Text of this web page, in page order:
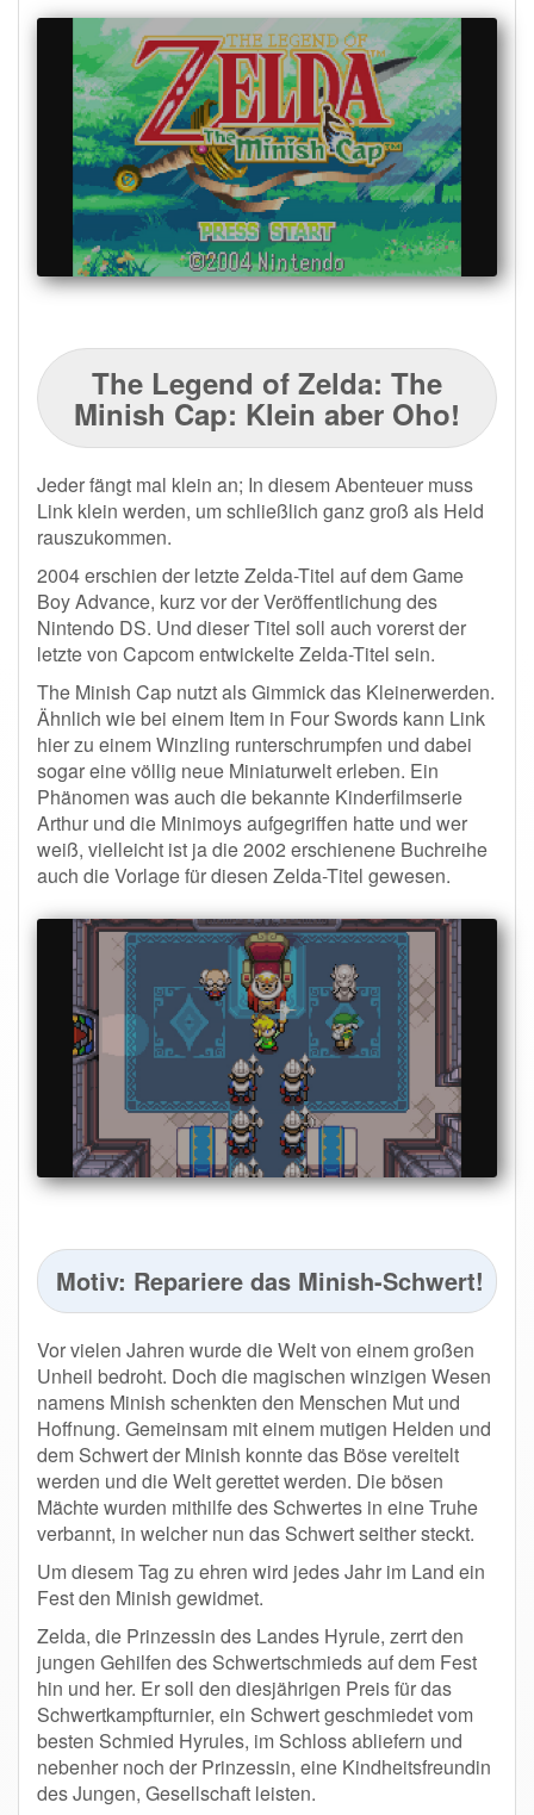
The Legend of Zelda: The
Minish Cap: Klein aber Oho!
Jeder fängt mal klein an; In diesem Abenteuer muss
Link klein werden, um schließlich ganz groß als Held
rauszukommen.
2004 erschien der letzte Zelda-Titel auf dem Game
Boy Advance, kurz vor der Veröffentlichung des
Nintendo DS. Und dieser Titel soll auch vorerst der
letzte von Capcom entwickelte Zelda-Titel sein.
The Minish Cap nutzt als Gimmick das Kleinerwerden.
Ähnlich wie bei einem Item in Four Swords kann Link
hier zu einem Winzling runterschrumpfen und dabei
sogar eine völlig neue Miniaturwelt erleben. Ein
Phänomen was auch die bekannte Kinderfilmserie
Arthur und die Minimoys aufgegriffen hatte und wer
weiß, vielleicht ist ja die 2002 erschienene Buchreihe
auch die Vorlage für diesen Zelda-Titel gewesen.
Motiv: Repariere das Minish-Schwert!
Vor vielen Jahren wurde die Welt von einem großen
Unheil bedroht. Doch die magischen winzigen Wesen
namens Minish schenkten den Menschen Mut und
Hoffnung. Gemeinsam mit einem mutigen Helden und
dem Schwert der Minish konnte das Böse vereitelt
werden und die Welt gerettet werden. Die bösen
Mächte wurden mithilfe des Schwertes in eine Truhe
verbannt, in welcher nun das Schwert seither steckt.
Um diesem Tag zu ehren wird jedes Jahr im Land ein
Fest den Minish gewidmet.
Zelda, die Prinzessin des Landes Hyrule, zerrt den
jungen Gehilfen des Schwertschmieds auf dem Fest
hin und her. Er soll den diesjährigen Preis für das
Schwertkampfturnier, ein Schwert geschmiedet vom
besten Schmied Hyrules, im Schloss abliefern und
nebenher noch der Prinzessin, eine Kindheitsfreundin
des Jungen, Gesellschaft leisten.